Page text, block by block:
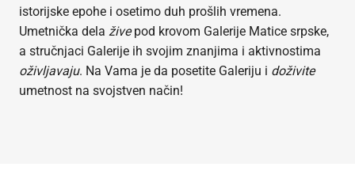
istorijske epohe i osetimo duh prošlih vremena.
Umetnička dela živepod krovom Galerije Matice srpske,
a stručnjaci Galerije ih svojim znanjima i aktivnostima
oživljavaju. Na Vama je da posetite Galeriju i doživite
umetnost na svojstven način!